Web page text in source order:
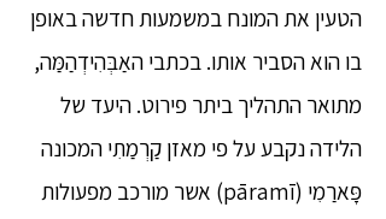
הטעין את המונח במשמעות חדשה באופן
בו הוא הסביר אותו. בכתבי האַבְּהִידְהַמַּה,
מתואר התהליך ביתר פירוט. היעד של
הלידה נקבע על פי מאזן קַרְמַתִי המכונה
פָּארַמִי (pāramī) אשר מורכב מפעולות